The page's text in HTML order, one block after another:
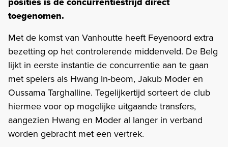
toegenomen.
Met de komst van Vanhoutte heeft Feyenoord extra
bezetting op het controlerende middenveld. De Belg
lijkt in eerste instantie de concurrentie aan te gaan
met spelers als Hwang In-beom, Jakub Moder en
Oussama Targhalline. Tegelijkertijd sorteert de club
hiermee voor op mogelijke uitgaande transfers,
aangezien Hwang en Moder al langer in verband
worden gebracht met een vertrek.